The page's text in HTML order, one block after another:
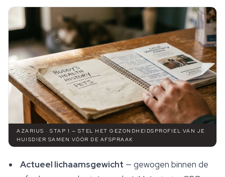
AZARIUS · STAP 1 — STEL HET GEZONDHEIDSPROFIEL VAN JE
HUISDIER SAMEN VÓÓR DE AFSPRAAK
Actueel lichaamsgewicht — gewogen binnen de